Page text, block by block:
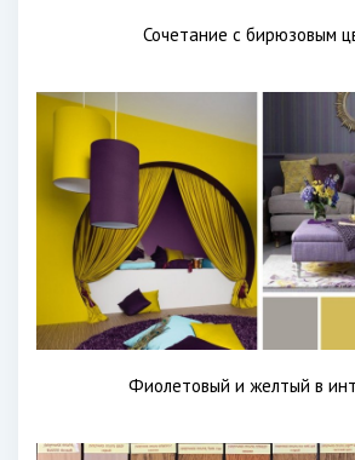
Сочетание с бирюзовым
Фиолетовый и желтый в